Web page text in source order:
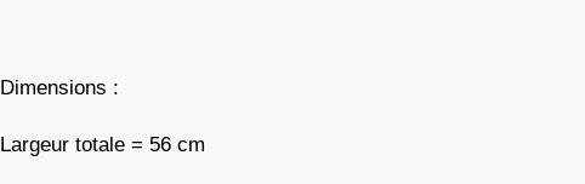
Dimensions :
Largeur totale = 56 cm